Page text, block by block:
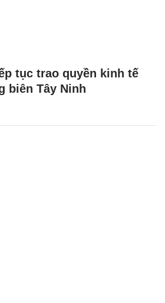
tục trao quyền kinh tế
biên Tây Ninh